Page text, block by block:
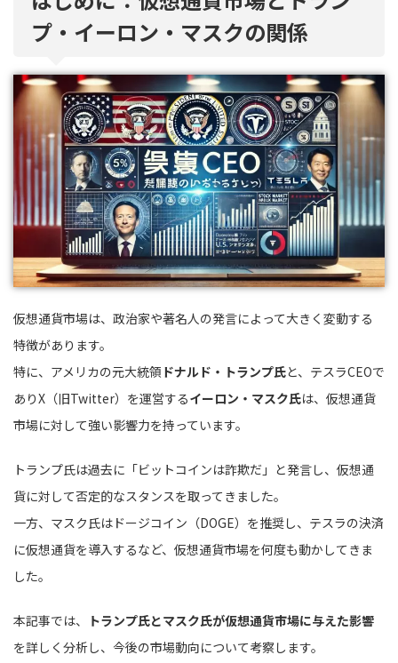
プ・イーロン・マスクの関係
仮想通貨市場は、政治家や著名人の発言によって大きく変動する
特徴があります。
特に、アメリカの元大統領 ドナルド・トランプ氏と、テスラCEOで
ありX（旧Twitter）を運営するイーロン・マスク氏は、仮想通貨
市場に対して強い影響力を持っています。
トランプ氏は過去に「ビットコインは詐欺だ」と発言し、仮想通
貨に対して否定的なスタンスを取ってきました。
一方、マスク氏はドージコイン（DOGE）を推奨し、テスラの決済
に仮想通貨を導入するなど、仮想通貨市場を何度も動かしてきま
した。
本記事では、
トランプ氏とマスク氏が仮想通貨市場に与えた影響
を詳しく分析し、今後の市場動向について考察します。